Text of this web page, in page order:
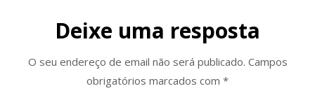
Deixe uma resposta
O seu endereço de email não será publicado. Campos
obrigatórios marcados com *